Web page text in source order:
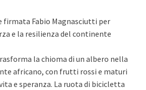
firmata Fabio Magnasciutti per
e la resilienza del continente
la chioma di un albero nella
africano, con frutti rossi e maturi
e speranza. La ruota di bicicletta